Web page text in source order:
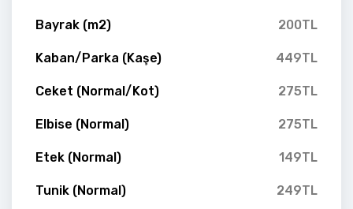
Bayrak (m2) 200TL
Kaban/Parka (Kaşe) 449TL
Ceket (Normal/Kot) 275TL
Elbise (Normal) 275TL
Etek (Normal) 149TL
Tunik (Normal) 249TL